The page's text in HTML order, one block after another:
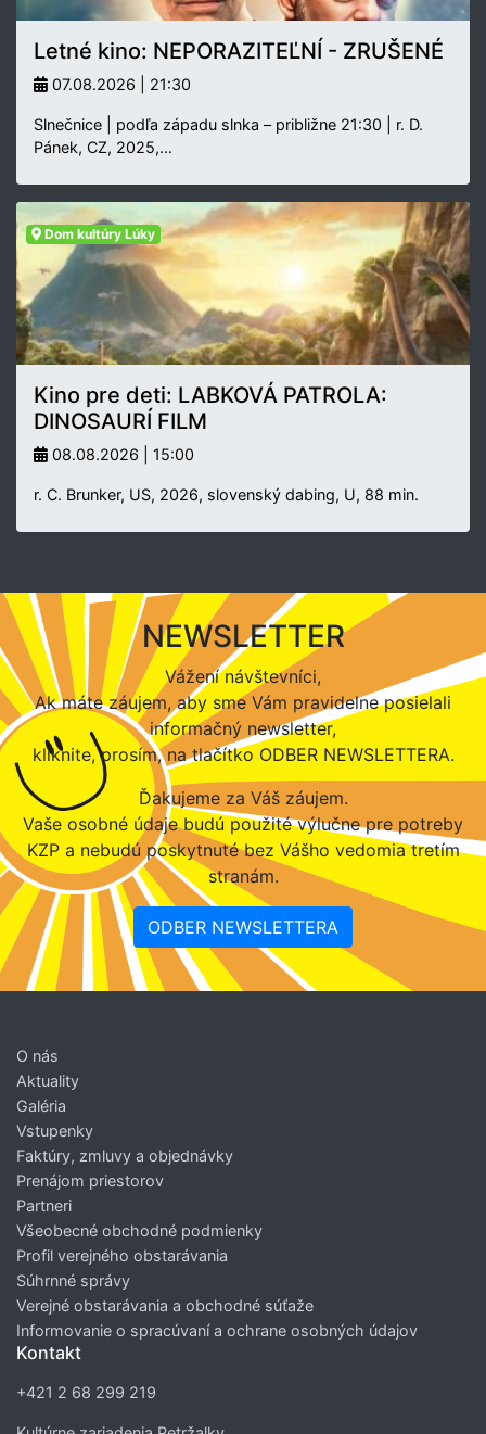
Letné kino: NEPORAZITEĽNÍ - ZRUŠENÉ
07.08.2026 | 21:30
Slnečnice | podľa západu slnka – približne 21:30 | r. D.
Pánek, CZ, 2025,…
Dom kultúry Lúky
Kino pre deti: LABKOVÁ PATROLA:
DINOSAURÍ FILM
08.08.2026 | 15:00
r. C. Brunker, US, 2026, slovenský dabing, U, 88 min.
NEWSLETTER
Vážení návštevníci,
Ak máte záujem, aby sme Vám pravidelne posielali
informačný newsletter,
kliknite, prosím, na tlačítko ODBER NEWSLETTERA.
Ďakujeme za Váš záujem.
Vaše osobné údaje budú použité výlučne pre potreby
KZP a nebudú poskytnuté bez Vášho vedomia tretím
stranám.
ODBER NEWSLETTERA
O nás
Aktuality
Galéria
Vstupenky
Faktúry, zmluvy a objednávky
Prenájom priestorov
Partneri
Všeobecné obchodné podmienky
Profil verejného obstarávania
Súhrnné správy
Verejné obstarávania a obchodné súťaže
Informovanie o spracúvaní a ochrane osobných údajov
Kontakt
+421 2 68 299 219